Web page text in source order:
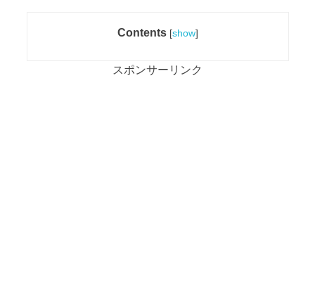
Contents [show]
スポンサーリンク